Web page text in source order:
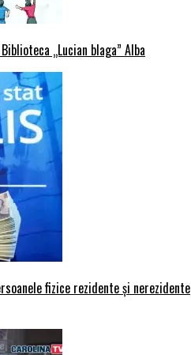
„Lucian blaga” Alba
fizice rezidente și nerezidente